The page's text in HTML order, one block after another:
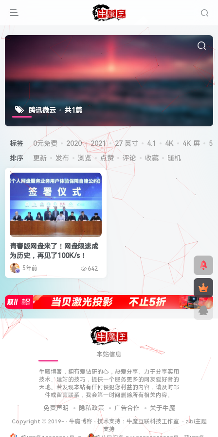
腾讯微云 共1篇
标签 0元免费 2020 2021 27 英寸 4.1 4K 4K 屏
5G
排序
更新 发布 浏览 点赞 评论 收藏 随机
青春版网盘来了！网盘限速成
为历史，再见了100K/s！
5年前 642
本站信息
牛魔博客，拥有爱钻研的心，热爱分享、力于分享实用
技术、建站的技巧，提供一个服务更多的网友爱好者的
天地。若发现本站有任何侵犯您利益的内容，请及时邮
件或留言联系，我会第一时间删除所有相关内容。
免责声明 隐私政策 广告合作 关于牛魔
Copyright © 2019- · 牛魔博客 · 技术支持： 牛魔互联科技工作室 · zibi主题
支持